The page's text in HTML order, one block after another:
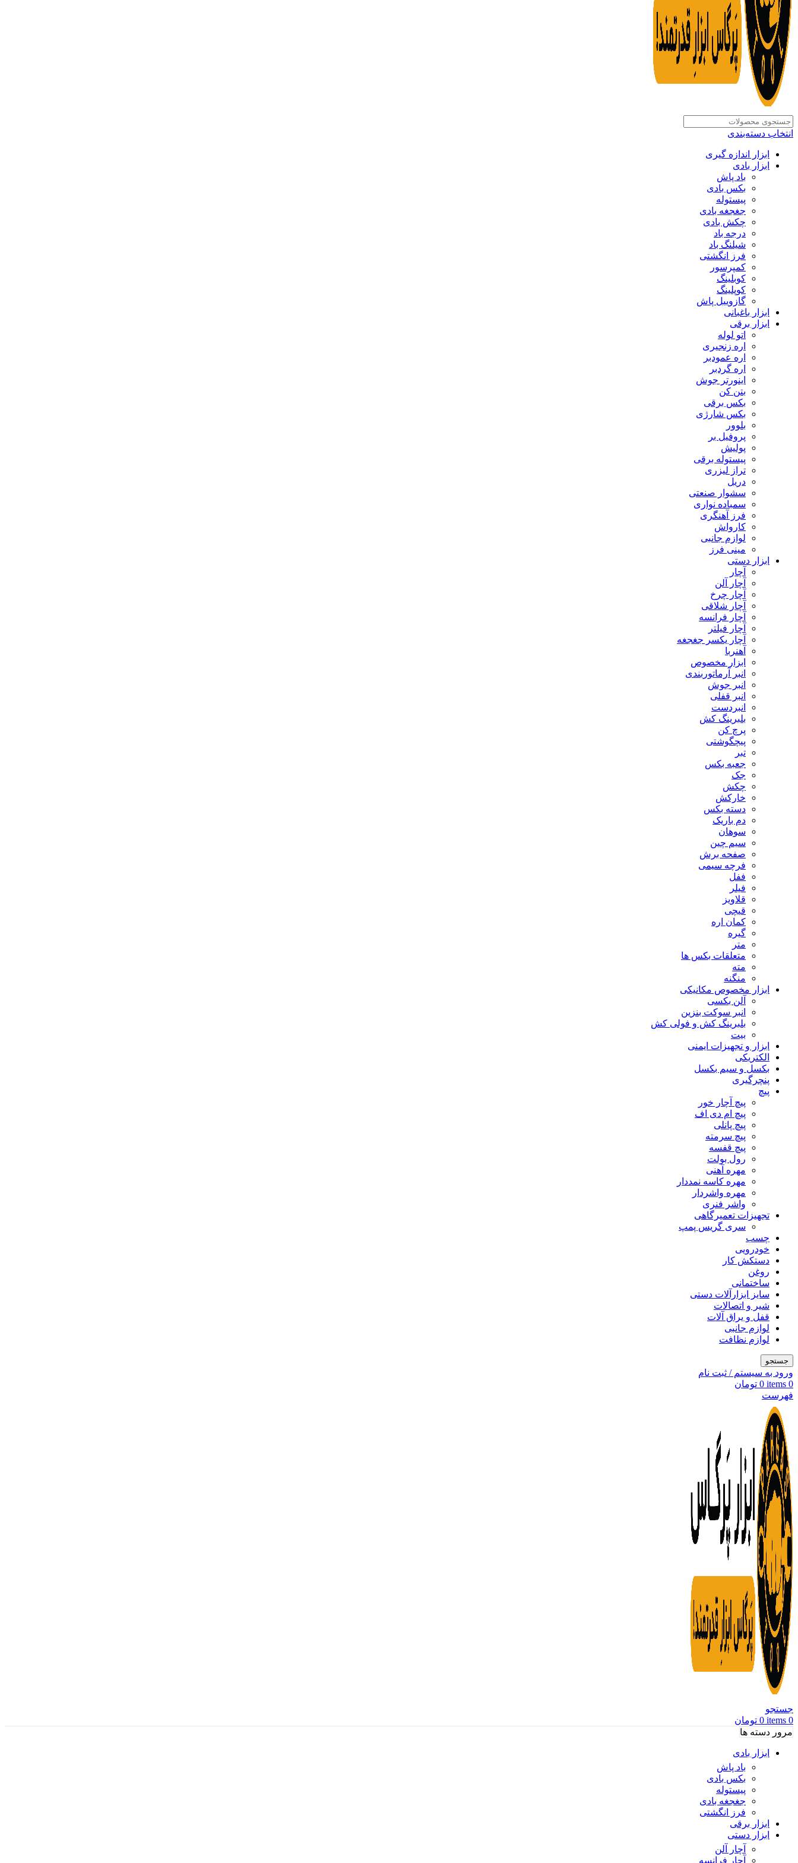
انتخاب دسته‌بندی
ابزار اندازه گیری
ابزار بادی
باد پاش
بکس بادی
پیستوله
جغجغه بادی
چکش بادی
درجه باد
شیلنگ باد
فرز انگشتی
کمپرسور
کوبلینگ
کوپلینگ
گازوییل پاش
ابزار باغبانی
ابزار برقی
اتو لوله
اره زنجیری
اره عمودبر
اره گردبر
اینورتر جوش
بتن کن
بکس برقی
بکس شارژی
بلوور
پروفیل بر
پولیش
پیستوله برقی
تراز لیزری
دریل
سشوار صنعتی
سمباده نواری
فرز آهنگری
کارواش
لوازم جانبی
مینی فرز
ابزار دستی
آچار
آچار آلن
آچار چرخ
آچار شلاقی
آچار فرانسه
آچار فیلتر
آچار یکسر جغجغه
آهنربا
ابزار مخصوص
انبر آرماتوربندی
انبر جوش
انبر قفلی
انبردست
بلبرینگ کش
پرچ کن
پیچگوشتی
تبر
جعبه بکس
جک
چکش
خارکش
دسته بکس
دم باریک
سوهان
سیم چین
صفحه برش
فرچه سیمی
ففل
فیلر
قلاویز
قیچی
کمان اره
گیره
متر
متعلقات بکس ها
مته
منگنه
ابزار مخصوص مکانیکی
آلن بکسی
انبر سوکت بنزین
بلبرینگ کش و فولی کش
بیت
ابزار و تجهیزات ایمنی
الکتریکی
بکسل و سیم بکسل
پنچرگیری
پیچ
پیچ آچار خور
پیچ ام دی اف
پیچ پانلی
پیچ سرمته
پیچ قفسه
رول بولت
مهره آهنی
مهره کاسه نمددار
مهره واشردار
واشر فنری
تجهیزات تعمیرگاهی
سری گریس پمپ
چسب
خودرویی
دستکش کار
روغن
ساختمانی
سایز ابزارآلات دستی
شیر و اتصالات
قفل و یراق آلات
لوازم جانبی
لوازم نظافت
جستجو
ورود به سیستم / ثبت نام
0
items
0 تومان
فهرست
جستجو
0
items
0 تومان
مرور دسته ها
ابزار بادی
باد پاش
بکس بادی
پیستوله
جغجغه بادی
فرز انگشتی
ابزار برقی
ابزار دستی
آچار آلن
آچار فرانسه